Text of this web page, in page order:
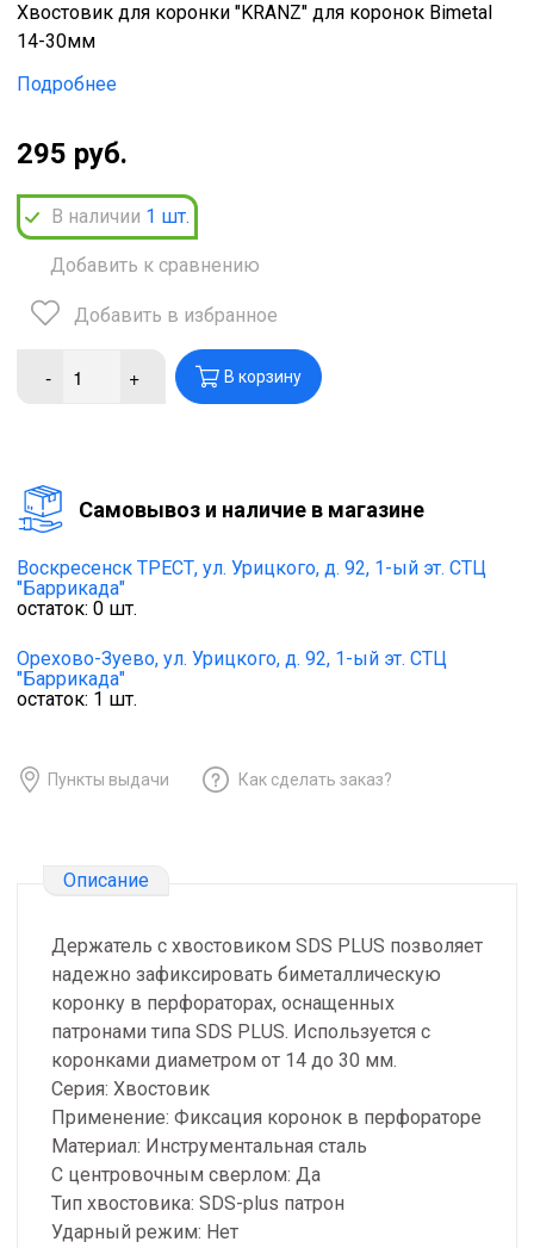
Хвостовик для коронки "KRANZ" для коронок Bimetal
14-30мм
Подробнее
295 руб.
В наличии 1 шт.
Добавить к сравнению
Добавить в избранное
- + В корзину
Cамовывоз и наличие в магазине
Воскресенск ТРЕСТ, ул. Урицкого, д. 92, 1-ый эт. СТЦ
"Баррикада"
остаток: 0 шт.
Орехово-Зуево, ул. Урицкого, д. 92, 1-ый эт. СТЦ
"Баррикада"
остаток: 1 шт.
Пункты выдачи Как сделать заказ?
Описание
Держатель с хвостовиком SDS PLUS позволяет
надежно зафиксировать биметаллическую
коронку в перфораторах, оснащенных
патронами типа SDS PLUS. Используется с
коронками диаметром от 14 до 30 мм.
Серия: Хвостовик
Применение: Фиксация коронок в перфораторе
Материал: Инструментальная сталь
С центровочным сверлом: Да
Тип хвостовика: SDS-plus патрон
Ударный режим: Нет